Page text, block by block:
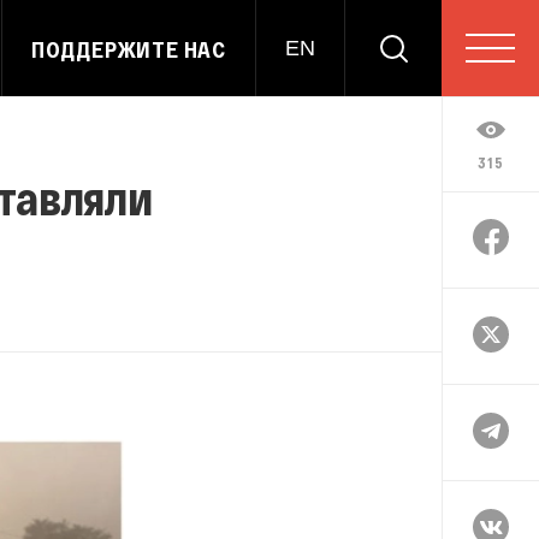
ПОДДЕРЖИТЕ НАС EN
315